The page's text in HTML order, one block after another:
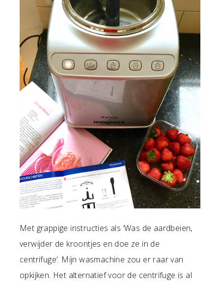
Met grappige instructies als ‘Was de aardbeien,
verwijder de kroontjes en doe ze in de
centrifuge’. Mijn wasmachine zou er raar van
opkijken. Het alternatief voor de centrifuge is al